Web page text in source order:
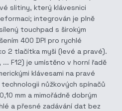
slitiny, který klávesnici
integrován je plně
touchpad s širokým
400 DPI pro rychlé
2 tlačítka myši (levé a pravé).
... F12) je umístěno v horní řadě
klávesami na pravé
nůžkových spínačů
mm a mimořádně dobrým
a přesné zadávání dat bez